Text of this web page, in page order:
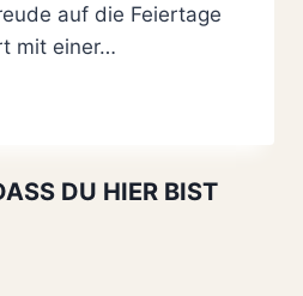
auf die Feiertage
mit einer…
DU HIER BIST